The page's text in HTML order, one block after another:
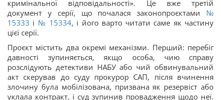
кримінальної відповідальності». Це вже третій
документ у серії, що почалася законопроєктами №
15333 і № 15334, і його варто читати саме як частину
цієї серії.
Проєкт містить два окремі механізми. Перший: перебіг
давності зупиняється, якщо особа, чию справу
розслідують детективи НАБУ або чий обвинувальний
акт скерував до суду прокурор САП, після вчинення
злочину була мобілізована, призвана як резервіст або
уклала контракт, і суд зупинив провадження щодо неї.